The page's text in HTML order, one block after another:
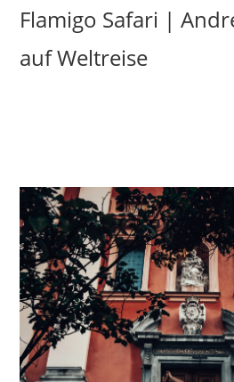
Flamigo Safari |
auf Weltreise